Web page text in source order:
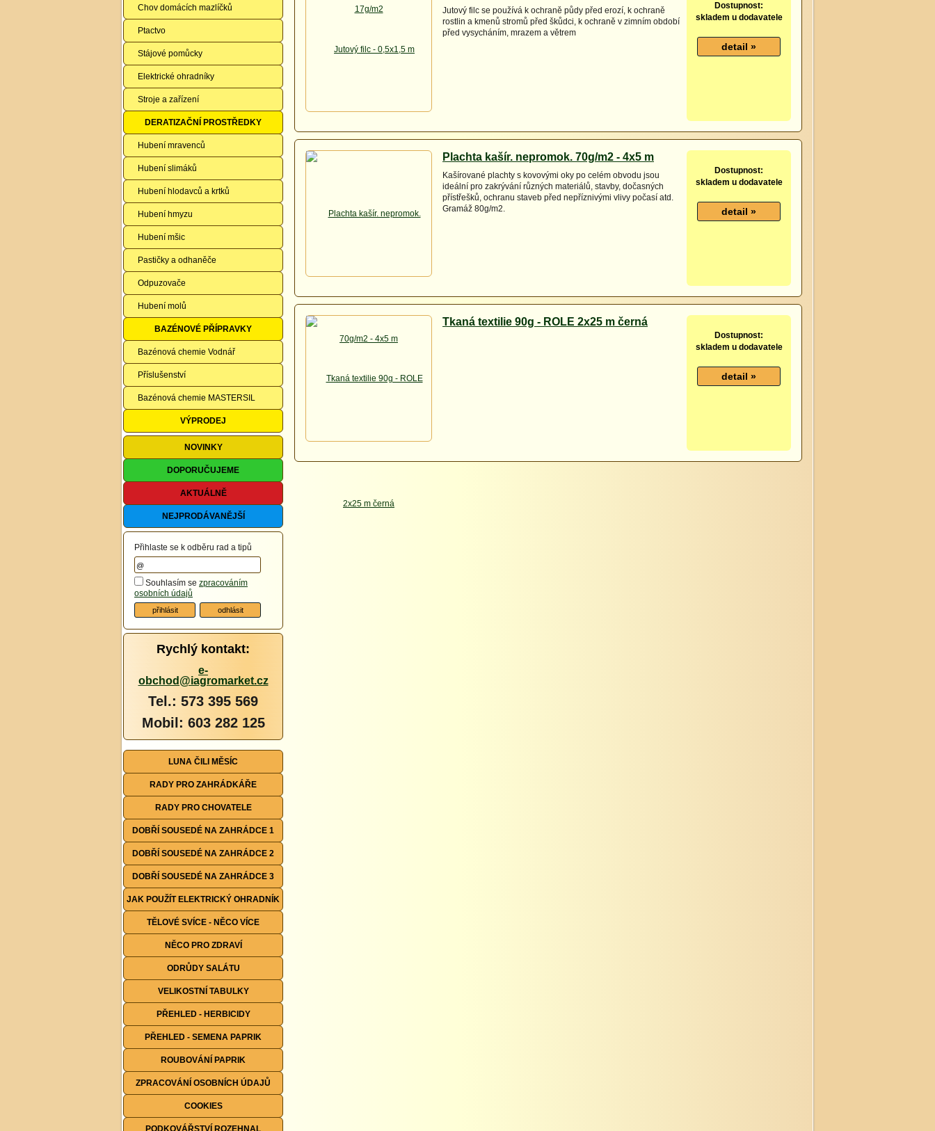
Chov domácích mazlíčků
Ptactvo
Stájové pomůcky
Elektrické ohradníky
Stroje a zařízení
DERATIZAČNÍ PROSTŘEDKY
Hubení mravenců
Hubení slimáků
Hubení hlodavců a krtků
Hubení hmyzu
Hubení mšic
Pastičky a odhaněče
Odpuzovače
Hubení molů
BAZÉNOVÉ PŘÍPRAVKY
Bazénová chemie Vodnář
Příslušenství
Bazénová chemie MASTERSIL
VÝPRODEJ
NOVINKY
DOPORUČUJEME
AKTUÁLNĚ
NEJPRODÁVANĚJŠÍ
Přihlaste se k odběru rad a tipů
Souhlasím se zpracováním
osobních údajů
Rychlý kontakt:
e-
obchod@iagromarket.cz
Tel.: 573 395 569
Mobil: 603 282 125
LUNA ČILI MĚSÍC
RADY PRO ZAHRÁDKÁŘE
RADY PRO CHOVATELE
DOBŘÍ SOUSEDÉ NA ZAHRÁDCE 1
DOBŘÍ SOUSEDÉ NA ZAHRÁDCE 2
DOBŘÍ SOUSEDÉ NA ZAHRÁDCE 3
JAK POUŽÍT ELEKTRICKÝ OHRADNÍK
TĚLOVÉ SVÍCE - NĚCO VÍCE
NĚCO PRO ZDRAVÍ
ODRŮDY SALÁTU
VELIKOSTNÍ TABULKY
PŘEHLED - HERBICIDY
PŘEHLED - SEMENA PAPRIK
ROUBOVÁNÍ PAPRIK
ZPRACOVÁNÍ OSOBNÍCH ÚDAJŮ
COOKIES
PODKOVÁŘSTVÍ ROZEHNAL
Jutový filc se používá k ochraně půdy před erozí, k ochraně
rostlin a kmenů stromů před škůdci, k ochraně v zimním období
před vysycháním, mrazem a větrem
Dostupnost:
skladem u dodavatele
Plachta kašír. nepromok. 70g/m2 - 4x5 m
Kašírované plachty s kovovými oky po celém obvodu jsou
ideální pro zakrývání různých materiálů, stavby, dočasných
přístřešků, ochranu staveb před nepříznivými vlivy počasí atd.
Gramáž 80g/m2.
Dostupnost:
skladem u dodavatele
Tkaná textilie 90g - ROLE 2x25 m černá
Dostupnost:
skladem u dodavatele